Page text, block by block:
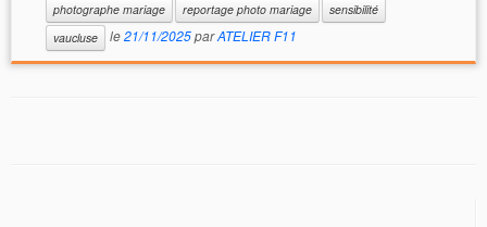
photographe mariage
reportage photo mariage
sensibilité
vaucluse
le21/11/2025parATELIER F11